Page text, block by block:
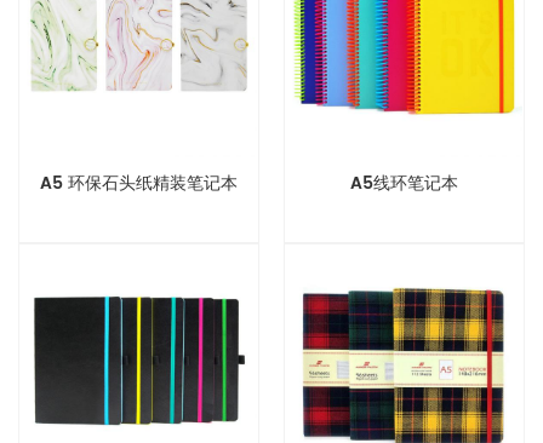
A5 环保石头纸精装笔记本 A5线环笔记本